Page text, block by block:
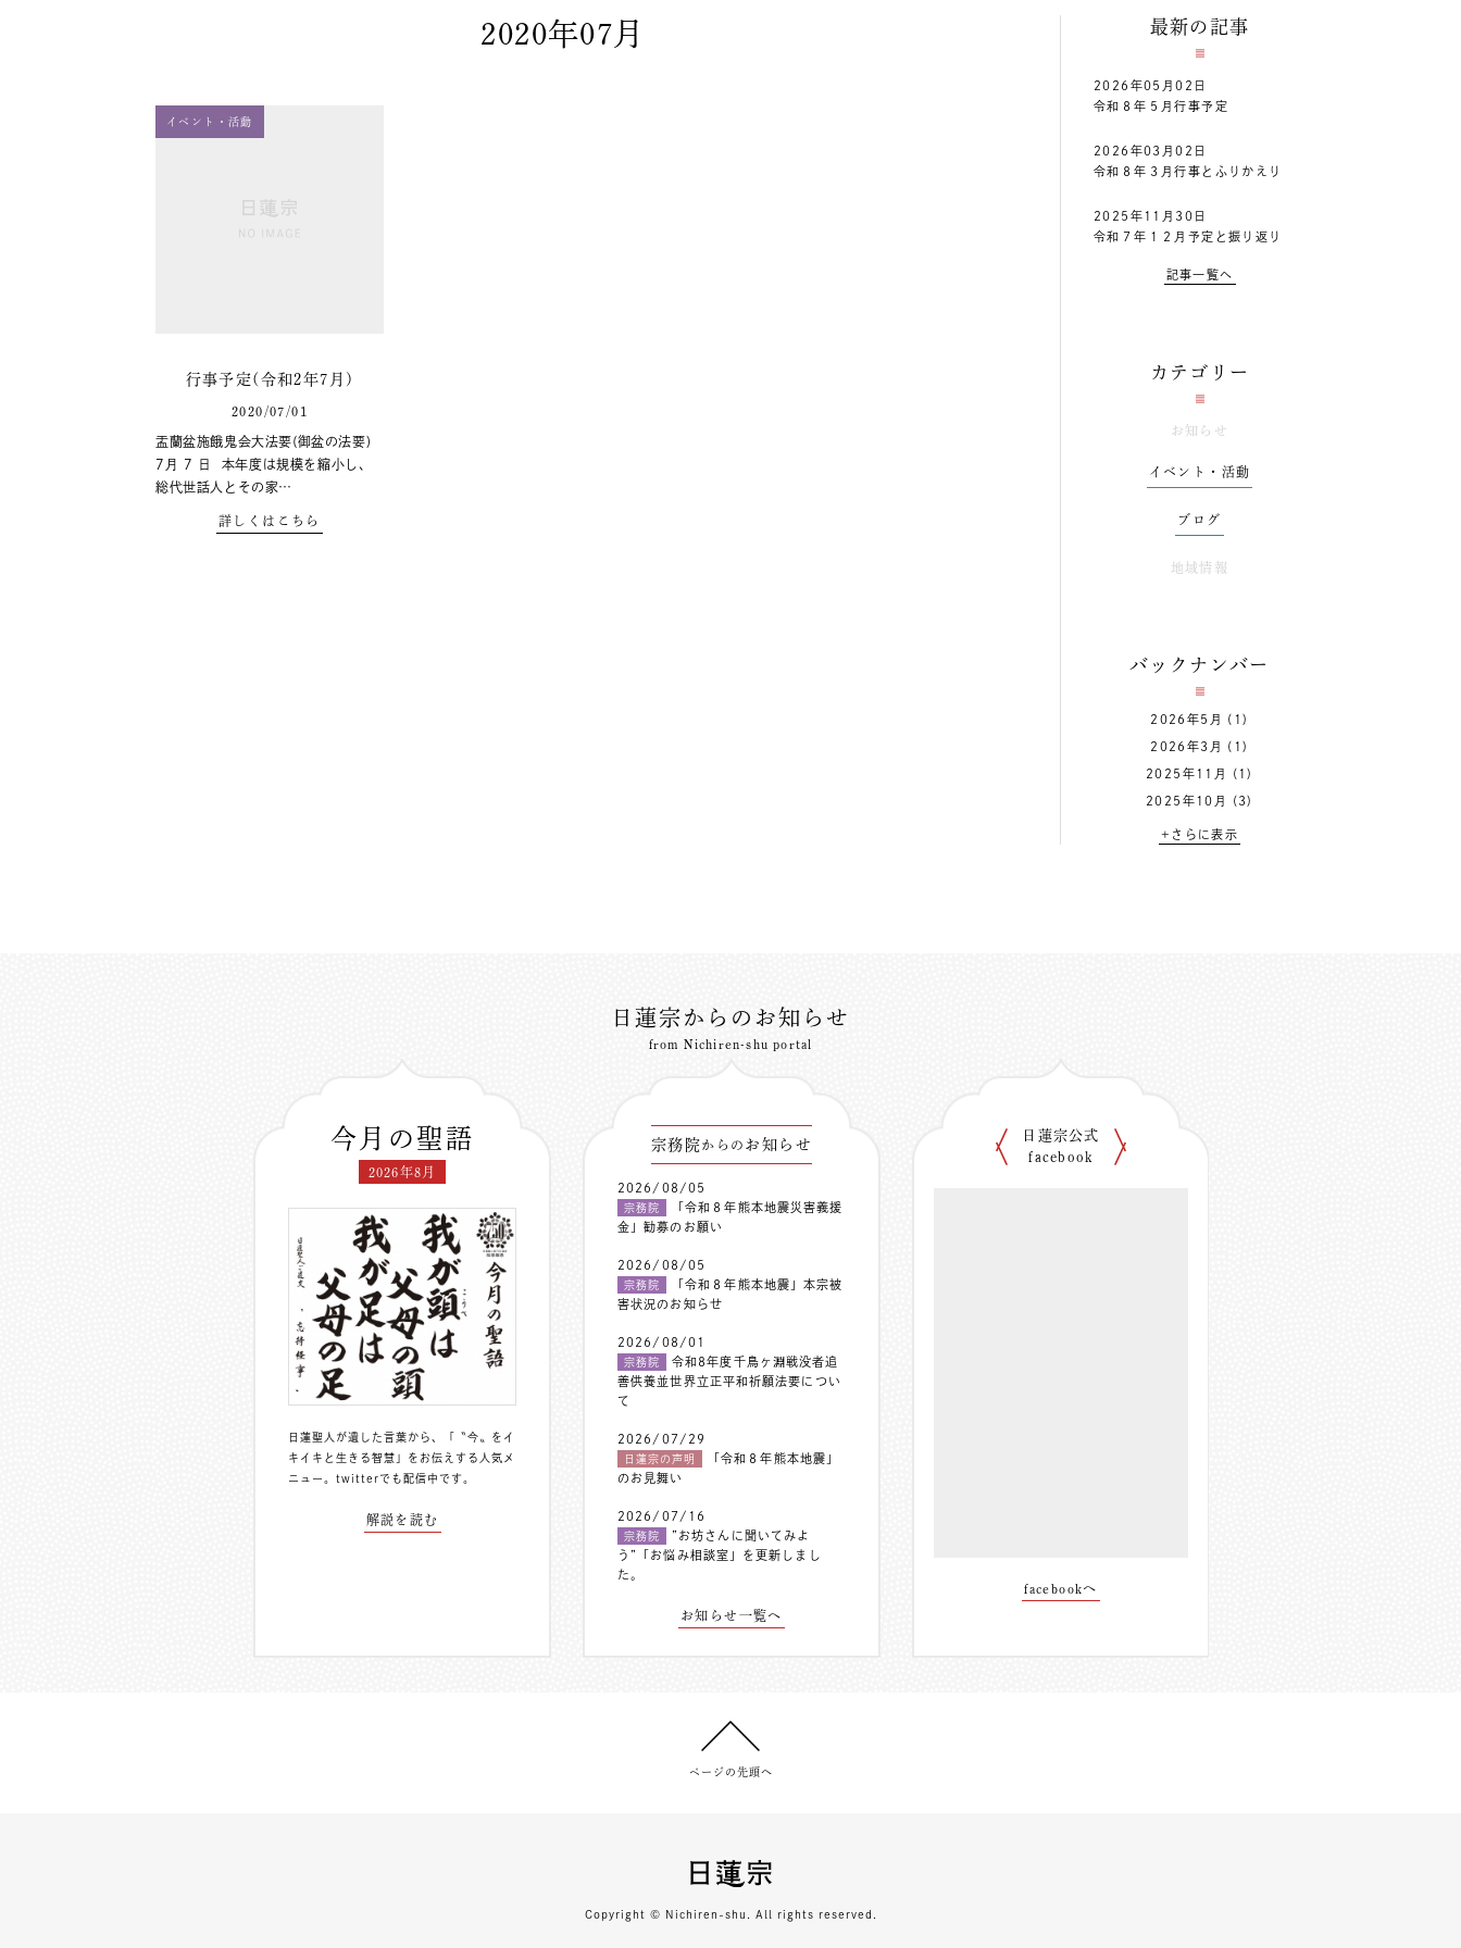
2020年07月
イベント・活動
行事予定(令和2年7月)
2020/07/01
盂蘭盆施餓鬼会大法要(御盆の法要)
7月 7 日 本年度は規模を縮小し、
総代世話人とその家…
詳しくはこちら
最新の記事
2026年05月02日
令和８年５月行事予定
2026年03月02日
令和８年３月行事とふりかえり
2025年11月30日
令和７年１２月予定と振り返り
記事一覧へ
カテゴリー
お知らせ
イベント・活動
ブログ
地域情報
バックナンバー
2026年5月 (1)
2026年3月 (1)
2025年11月 (1)
2025年10月 (3)
+さらに表示
日蓮宗からのお知らせ
from Nichiren-shu portal
今月の聖語
2026年8月
日蓮聖人が遺した言葉から、「〝今〟をイ
キイキと生きる智慧」をお伝えする人気メ
ニュー。 twitterでも配信中 です。
解説を読む
宗務院からの お知らせ
2026/08/05
宗務院
「令和８年熊本地震災害義援
金」勧募のお願い
2026/08/05
宗務院
「令和８年熊本地震」本宗被
害状況のお知らせ
2026/08/01
宗務院
令和8年度千鳥ヶ淵戦没者追
善供養並世界立正平和祈願法要につい
て
2026/07/29
日蓮宗の声明
「令和８年熊本地震」
のお見舞い
2026/07/16
宗務院
”お坊さんに聞いてみよ
う”「お悩み相談室」を更新しまし
た。
お知らせ一覧へ
日蓮宗公式
facebook
facebookへ
ページの先頭へ
Copyright © Nichiren-shu. All rights reserved.